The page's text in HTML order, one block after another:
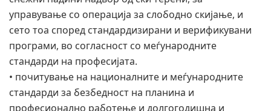
управување со операција за слободно скијање, и
сето тоа според стандардизирани и верификувани
програми, во согласност со меѓународните
стандарди на професијата.
• почитување на националните и меѓународните
стандарди за безбедност на планина и
професионално работење и долгогодишна и